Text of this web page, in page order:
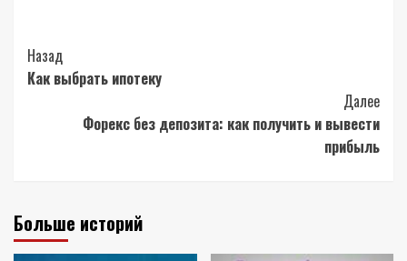
Post
Navigation
Назад
Как выбрать ипотеку
Далее
Форекс без депозита: как получить и вывести
прибыль
Больше историй